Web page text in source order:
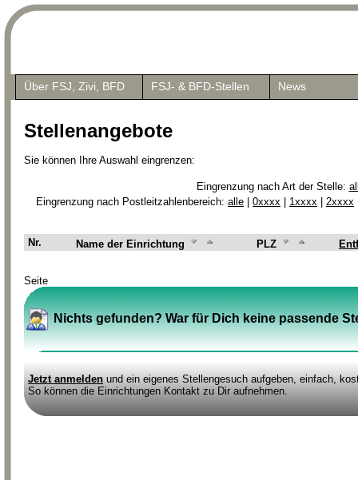
Über FSJ, Zivi, BFD FSJ- & BFD-Stellen News
Stellenangebote
Sie können Ihre Auswahl eingrenzen:
Eingrenzung nach Art der Stelle:
Eingrenzung nach Postleitzahlenbereich: alle 0xxxx 1xxxx 2xxxx
Nr. Name der Einrichtung PLZ
Seite
Nichts gefunden? War für Dich keine passende
Jetzt anmelden und ein eigenes Stellengesuch aufgeben, einfach,
So können die Einrichtungen Kontakt zu Dir aufnehmen.